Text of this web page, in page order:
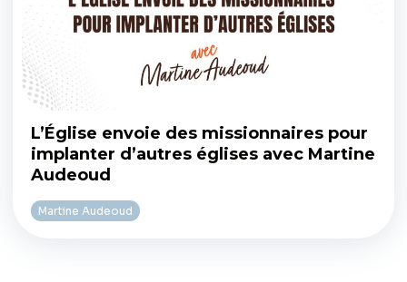
L’Église envoie des missionnaires pour
implanter d’autres églises avec Martine
Audeoud
Martine Audeoud